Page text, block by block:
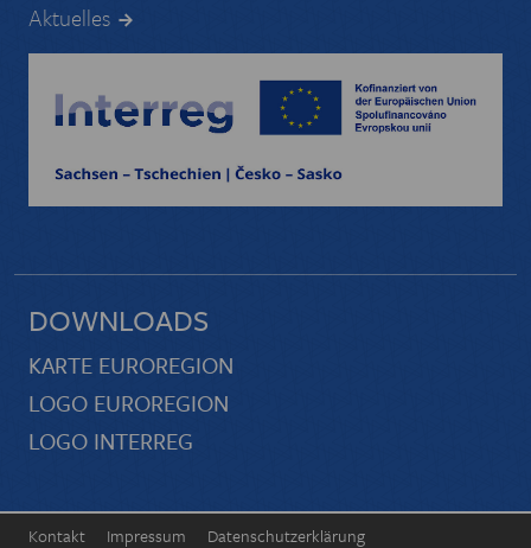
Aktuelles
DOWNLOADS
KARTE EUROREGION
LOGO EUROREGION
LOGO INTERREG
Kontakt Impressum Datenschutzerklärung